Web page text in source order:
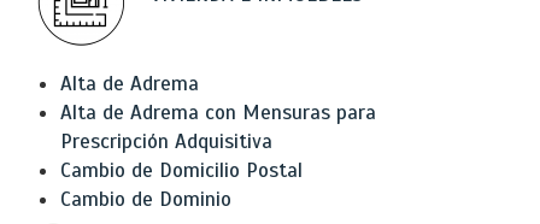
Alta de Adrema
Alta de Adrema con Mensuras para
Prescripción Adquisitiva
Cambio de Domicilio Postal
Cambio de Dominio